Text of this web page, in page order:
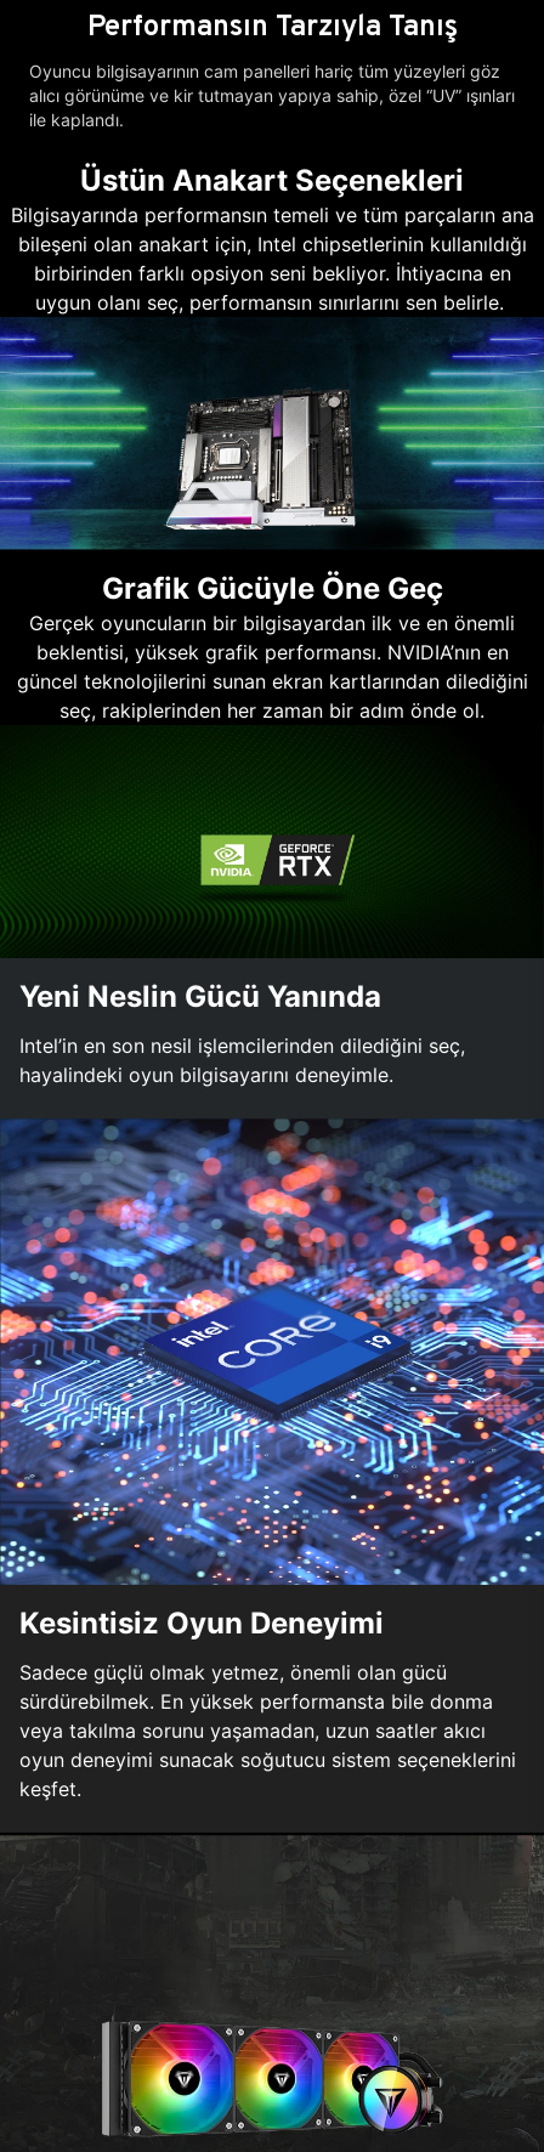
Performansın Tarzıyla Tanış
Oyuncu bilgisayarının cam panelleri hariç tüm yüzeyleri göz
alıcı görünüme ve kir tutmayan yapıya sahip, özel “UV” ışınları
ile kaplandı.
Üstün Anakart Seçenekleri
Bilgisayarında performansın temeli ve tüm parçaların ana
bileşeni olan anakart için, Intel chipsetlerinin kullanıldığı
birbirinden farklı opsiyon seni bekliyor. İhtiyacına en
uygun olanı seç, performansın sınırlarını sen belirle.
Grafik Gücüyle Öne Geç
Gerçek oyuncuların bir bilgisayardan ilk ve en önemli
beklentisi, yüksek grafik performansı. NVIDIA’nın en
güncel teknolojilerini sunan ekran kartlarından dilediğini
seç, rakiplerinden her zaman bir adım önde ol.
Yeni Neslin Gücü Yanında
Intel’in en son nesil işlemcilerinden dilediğini seç,
hayalindeki oyun bilgisayarını deneyimle.
Kesintisiz Oyun Deneyimi
Sadece güçlü olmak yetmez, önemli olan gücü
sürdürebilmek. En yüksek performansta bile donma
veya takılma sorunu yaşamadan, uzun saatler akıcı
oyun deneyimi sunacak soğutucu sistem seçeneklerini
keşfet.